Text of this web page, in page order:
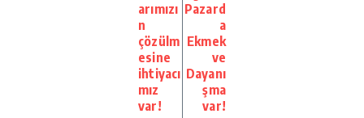
arımızı
n
çözülm
esine
ihtiyacı
mız
var!
Pazard
a
Ekmek
ve
Dayanı
şma
var!